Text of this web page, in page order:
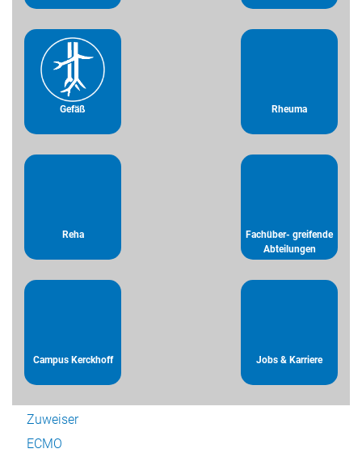
Zuweiser
ECMO
Gefäß Rheuma
Reha
Fachüber- greifende
Abteilungen
Campus Kerckhoff Jobs & Karriere